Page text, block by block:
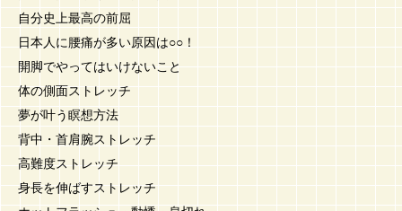
自分史上最高の前屈
日本人に腰痛が多い原因は○○！
開脚でやってはいけないこと
体の側面ストレッチ
夢が叶う瞑想方法
背中・首肩腕ストレッチ
高難度ストレッチ
身長を伸ばすストレッチ